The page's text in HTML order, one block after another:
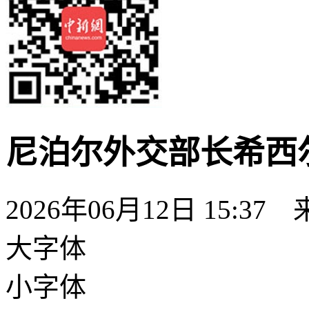
尼泊尔外交部长希西
2026年06月12日 15:37
大字体
小字体